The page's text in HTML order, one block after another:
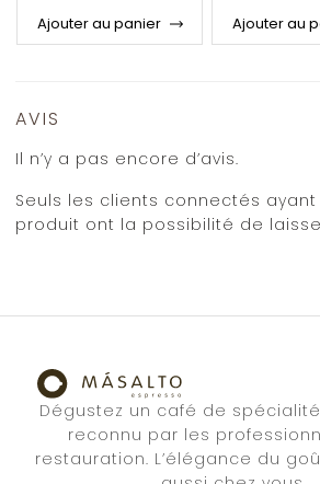
Ajouter au panier Ajouter au
AVIS
Il n’y a pas encore d’avis.
Seuls les clients connectés
produit ont la possibilité de
Dégustez un café de
reconnu par les
restauration. L’élégance du